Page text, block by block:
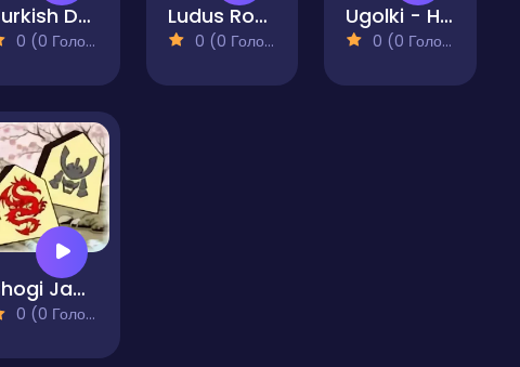
Turkish Draughts
0 (0 Голосів)
Ludus Roman Checkers
0 (0 Голосів)
Ugolki - Halma
0 (0 Голосів)
Shogi Japanese Chess
0 (0 Голосів)